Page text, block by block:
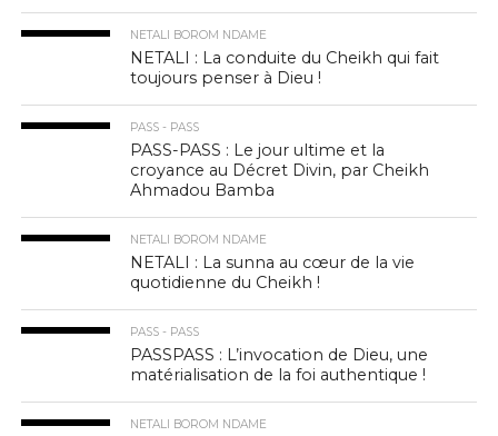
NETALI BOROM NDAME
NETALI : La conduite du Cheikh qui fait
toujours penser à Dieu !
PASS - PASS
PASS-PASS : Le jour ultime et la
croyance au Décret Divin, par Cheikh
Ahmadou Bamba
NETALI BOROM NDAME
NETALI : La sunna au cœur de la vie
quotidienne du Cheikh !
PASS - PASS
PASSPASS : L’invocation de Dieu, une
matérialisation de la foi authentique !
NETALI BOROM NDAME